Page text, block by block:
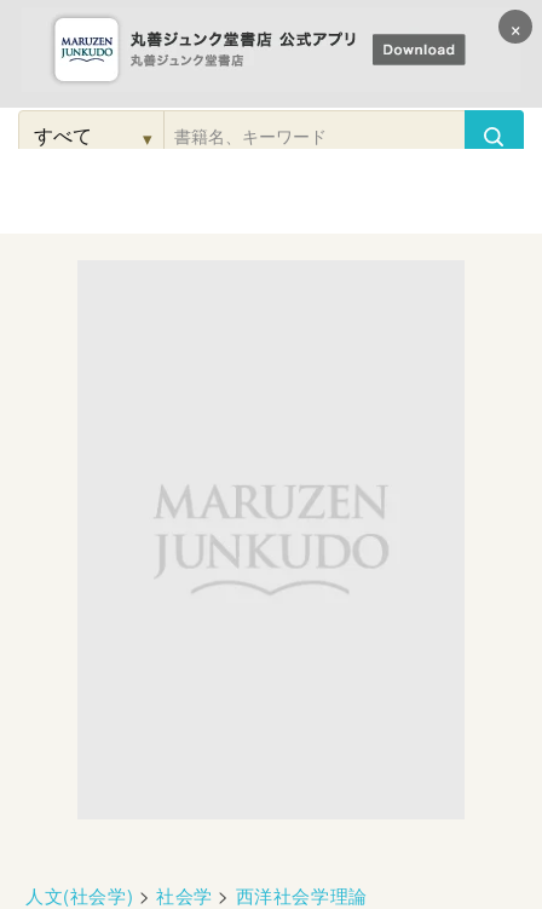
コンテンツに
進む
検
▾
人文(社会学) >社会学 > 西洋社会学理論
×